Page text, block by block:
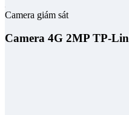
Camera giám sát
Camera 4G 2MP TP-